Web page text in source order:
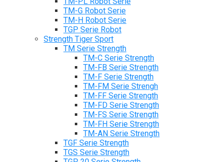
TM-G Robot Serie
TM-H Robot Serie
TGP Serie Robot
Strength Tiger Sport
TM Serie Strength
TM-C Serie Strength
TM-FB Serie Strength
TM-F Serie Strength
TM-FM Serie Strengh
TM-FF Serie Strength
TM-FD Serie Strength
TM-FS Serie Strength
TM-FH Serie Strength
TM-AN Serie Strength
TGF Serie Strength
TGS Serie Strength